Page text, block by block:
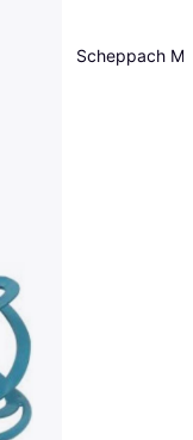
Scheppach